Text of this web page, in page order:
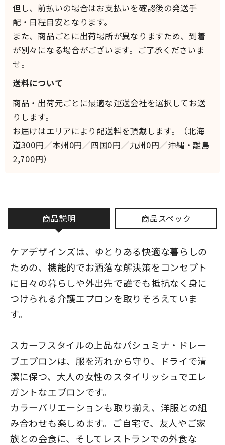
商品説明 商品スペック
ケアデザインズは、ゆとりある快適な暮らしの
ための、機能的でお洒落な解決策をコンセプト
に日々の暮らしや外出先で誰でも抵抗なく身に
つけられる介護エプロンを取りそろえていま
す。
スカーフスタイルの上品なパシュミナ・ドレー
プエプロンは、服を汚れから守り、ドライで清
潔に保つ、大人の女性のスタイリッシュでエレ
ガントなエプロンです。
カラーバリエーションも取り揃え、洋服との組
み合わせも楽しめます。ご自宅で、友人やご家
族との会食に、そしてレストランでの外食な
但し、前払いの場合はお支払いを確認後の発送手
配・日程目安となります。
また、商品ごとに出荷場所が異なりますため、到着
が別々になる場合がございます。ご了承くださいま
せ。
送料について
商品・出荷元ごとに最適な運送会社を選択してお送
りします。
お届けはエリアにより配送料を頂戴します。（北海
道300円／本州0円／四国0円／九州0円／沖縄・離島
2,700円）